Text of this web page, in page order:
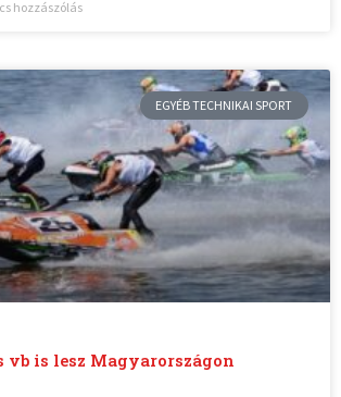
hozzászólás
EGYÉB TECHNIKAI SPORT
vb is lesz Magyarországon